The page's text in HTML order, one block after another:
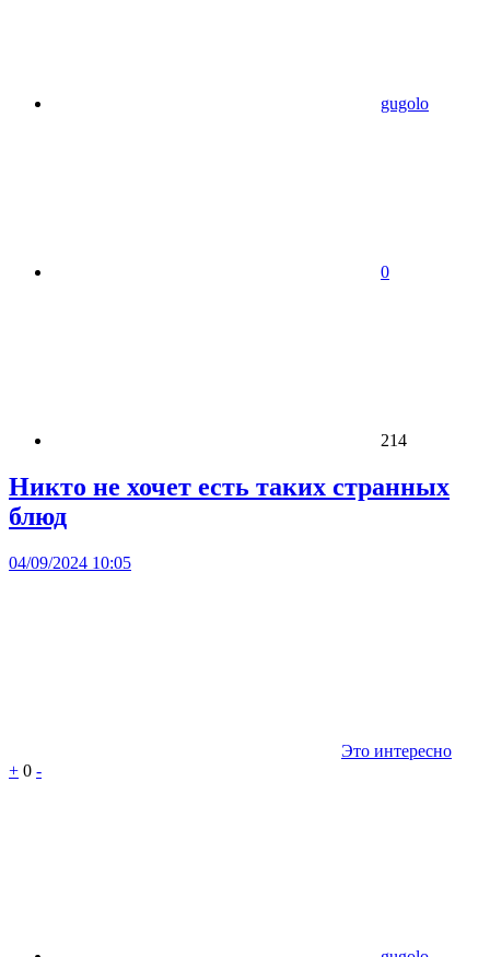
gugolo
0
214
Никто не хочет есть таких странных
блюд
04/09/2024 10:05
Это интересно
+ 0 -